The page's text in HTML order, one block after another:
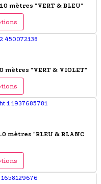
mètres "VERT & BLEU"
"VERT & VIOLET"
"BLEU & BLANC